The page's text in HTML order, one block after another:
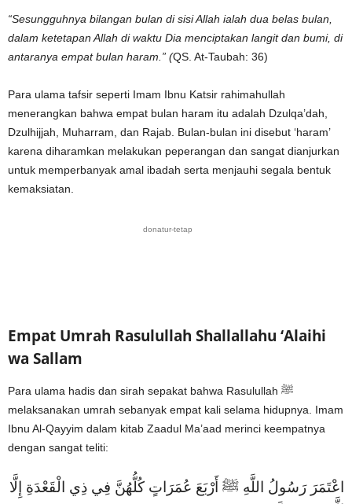
“Sesungguhnya bilangan bulan di sisi Allah ialah dua belas bulan,
dalam ketetapan Allah di waktu Dia menciptakan langit dan bumi, di
antaranya empat bulan haram.” (QS. At-Taubah: 36)
Para ulama tafsir seperti Imam Ibnu Katsir rahimahullah
menerangkan bahwa empat bulan haram itu adalah Dzulqa’dah,
Dzulhijjah, Muharram, dan Rajab. Bulan-bulan ini disebut ‘haram’
karena diharamkan melakukan peperangan dan sangat dianjurkan
untuk memperbanyak amal ibadah serta menjauhi segala bentuk
kemaksiatan.
donatur-tetap
Empat Umrah Rasulullah Shallallahu ‘Alaihi
wa Sallam
Para ulama hadis dan sirah sepakat bahwa Rasulullah ﷺ
melaksanakan umrah sebanyak empat kali selama hidupnya. Imam
Ibnu Al-Qayyim dalam kitab Zaadul Ma’aad merinci keempatnya
dengan sangat teliti:
اعْتَمَرَ رَسُولُ اللَّهِ ﷺ أَرْبَعَ عُمَرَاتٍ كُلُّهُنَّ فِي ذِي الْقَعْدَةِ إِلَّا